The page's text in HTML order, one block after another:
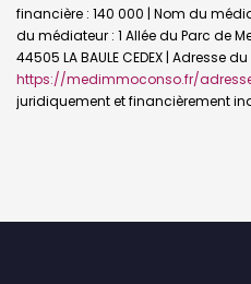
financière : 140 000 | Nom du
du médiateur : 1 Allée du Parc de
44505 LA BAULE CEDEX | Adresse
https://medimmoconso.fr/
juridiquement et financièrement